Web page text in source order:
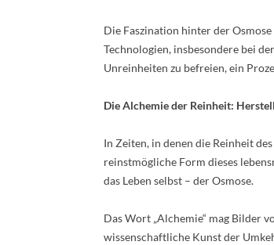
Die Faszination hinter der
Technologien, insbesondere bei
Unreinheiten zu befreien, ein
Die Alchemie der Reinheit:
In Zeiten, in denen die Reinheit
reinstmögliche Form dieses
das Leben selbst – der Osmose.
Das Wort „Alchemie“ mag Bilder
wissenschaftliche Kunst der